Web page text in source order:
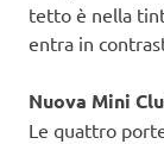
tetto è nella
entra in
Nuova Mini
Le quattro